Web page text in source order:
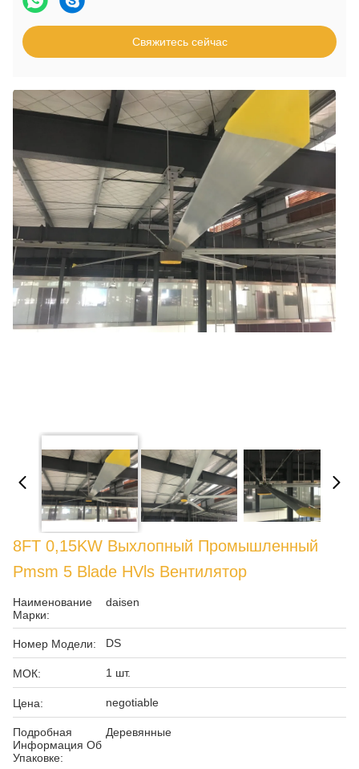
Свяжитесь сейчас
8FT 0,15KW Выхлопный Промышленный
Pmsm 5 Blade HVls Вентилятор
Наименование
Марки:
daisen
Номер Модели: DS
МОК: 1 шт.
Цена: negotiable
Подробная
Информация Об
Упаковке:
Деревянные